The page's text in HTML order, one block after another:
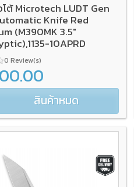
ต้ Microtech LUDT Gen
Knife Red
(M390MK 3.5"
10APRD
0 Review(s)
สินค้าหมด